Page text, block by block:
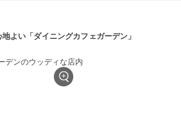
よい「ダイニングカフェガーデン」